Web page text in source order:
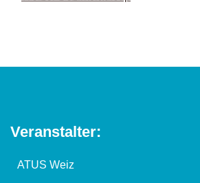
Veranstalter:
ATUS Weiz